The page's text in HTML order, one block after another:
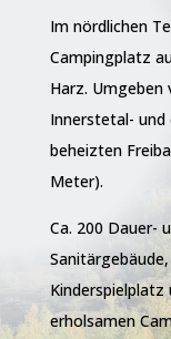
Im nördlichen
Campingplatz
Harz. Umgeben
Innerstetal- und
beheizten
Meter).
Ca. 200 Dauer-
erholsamen